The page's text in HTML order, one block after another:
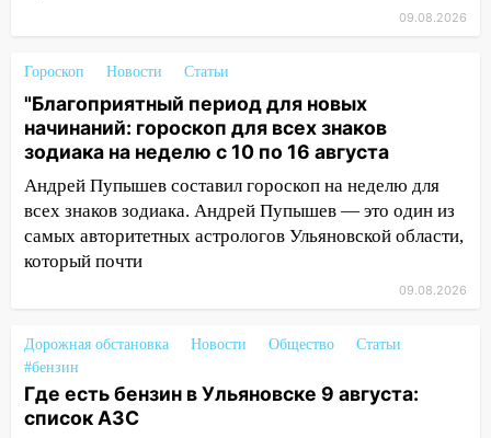
заливать «старое» топливо в
современные автомобили
06:30 Какая погода будет в Ульяновской
области днем 9 августа
05:05 День, когда всё может
измениться: гороскоп на 9 августа —
три знака получат шанс, который нельзя
упустить
20:10 Во время урагана в Ульяновске на
Волге перевернулась лодка
19:55 В Ульяновске упавшее дерево
заблокировало в машине двух женщин
09.08.2026
Гороскоп Новости Статьи
"Благоприятный период для новых
начинаний: гороскоп для всех знаков
зодиака на неделю с 10 по 16 августа
Андрей Пупышев составил гороскоп на неделю для
всех знаков зодиака. Андрей Пупышев — это один из
самых авторитетных астрологов Ульяновской области,
который почти
09.08.2026
Дорожная обстановка Новости Общество
Статьи
#бензин
Где есть бензин в Ульяновске 9 августа:
список АЗС